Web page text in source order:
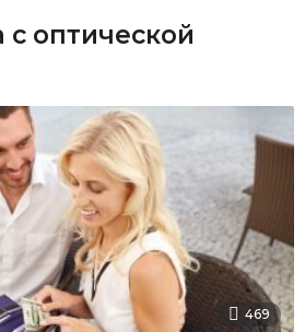
с оптической
469